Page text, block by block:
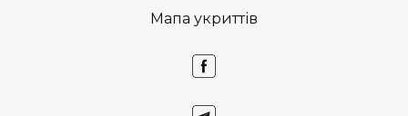
Мапа укриттів